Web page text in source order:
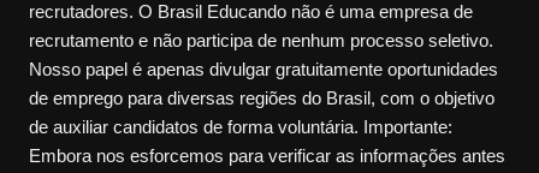
recrutadores. O Brasil Educando não é uma empresa de
recrutamento e não participa de nenhum processo seletivo.
Nosso papel é apenas divulgar gratuitamente oportunidades
de emprego para diversas regiões do Brasil, com o objetivo
de auxiliar candidatos de forma voluntária. Importante:
Embora nos esforcemos para verificar as informações antes